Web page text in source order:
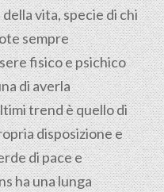
vita, specie di chi
sempre
fisico e psichico
di averla
trend è quello di
disposizione e
di pace e
ha una lunga